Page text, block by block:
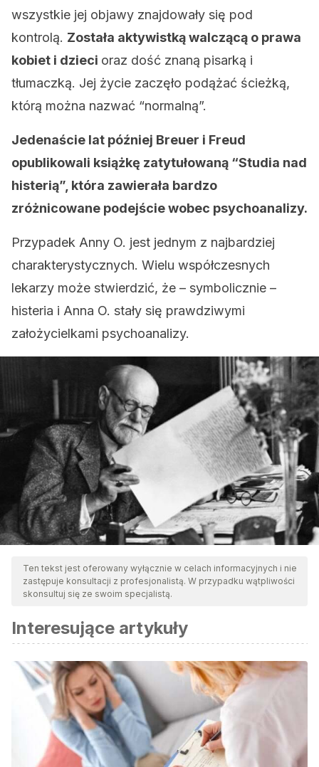
wszystkie jej objawy znajdowały się pod
kontrolą. Została aktywistką walczącą o prawa
kobiet i dzieci oraz dość znaną pisarką i
tłumaczką. Jej życie zaczęło podążać ścieżką,
którą można nazwać “normalną”.
Jedenaście lat później Breuer i Freud
opublikowali książkę zatytułowaną “Studia nad
histerią”, która zawierała bardzo
zróżnicowane podejście wobec psychoanalizy.
Przypadek Anny O. jest jednym z najbardziej
charakterystycznych. Wielu współczesnych
lekarzy może stwierdzić, że – symbolicznie –
histeria i Anna O. stały się prawdziwymi
założycielkami psychoanalizy.
Ten tekst jest oferowany wyłącznie w celach informacyjnych i nie
zastępuje konsultacji z profesjonalistą. W przypadku wątpliwości
skonsultuj się ze swoim specjalistą.
Interesujące artykuły